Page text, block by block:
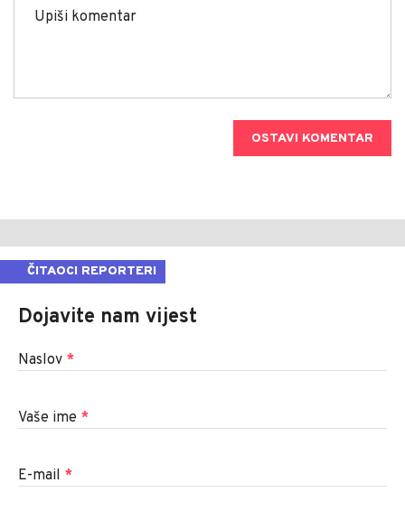
OSTAVI KOMENTAR
ČITAOCI REPORTERI
Dojavite nam vijest
Naslov *
Vaše ime *
E-mail *